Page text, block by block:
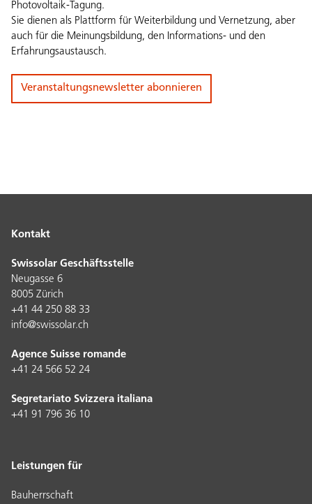
Photovoltaik-Tagung.
Sie dienen als Plattform für Weiterbildung und Vernetzung, aber
auch für die Meinungsbildung, den Informations- und den
Erfahrungsaustausch.
Veranstaltungsnewsletter abonnieren
Kontakt
Swissolar Geschäftsstelle
Neugasse 6
8005 Zürich
+41 44 250 88 33
info@swissolar.ch
Agence Suisse romande
+41 24 566 52 24
Segretariato Svizzera italiana
+41 91 796 36 10
Leistungen für
Bauherrschaft